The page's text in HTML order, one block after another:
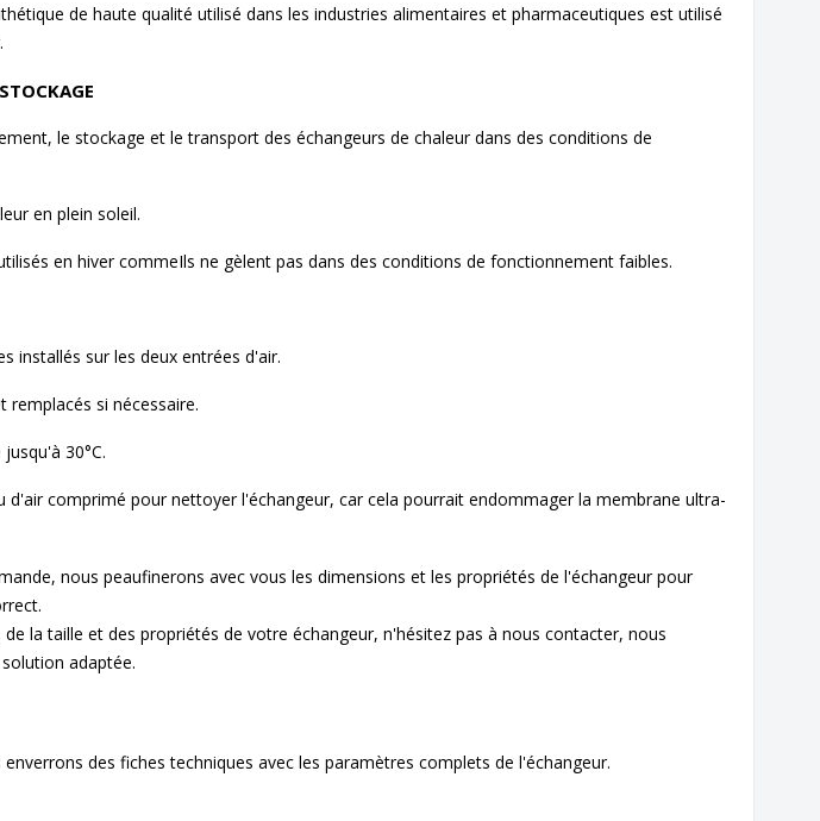
de haute qualité utilisé dans les industries alimentaires et pharmaceutiques est utilisé
le stockage et le transport des échangeurs de chaleur dans des conditions de
en plein soleil.
en hiver commeIls ne gèlent pas dans des conditions de fonctionnement faibles.
installés sur les deux entrées d'air.
si nécessaire.
30°C.
d'air comprimé pour nettoyer l'échangeur, car cela pourrait endommager la membrane ultra-
nous peaufinerons avec vous les dimensions et les propriétés de l'échangeur pour
la taille et des propriétés de votre échangeur, n'hésitez pas à nous contacter, nous
adaptée.
des fiches techniques avec les paramètres complets de l'échangeur.